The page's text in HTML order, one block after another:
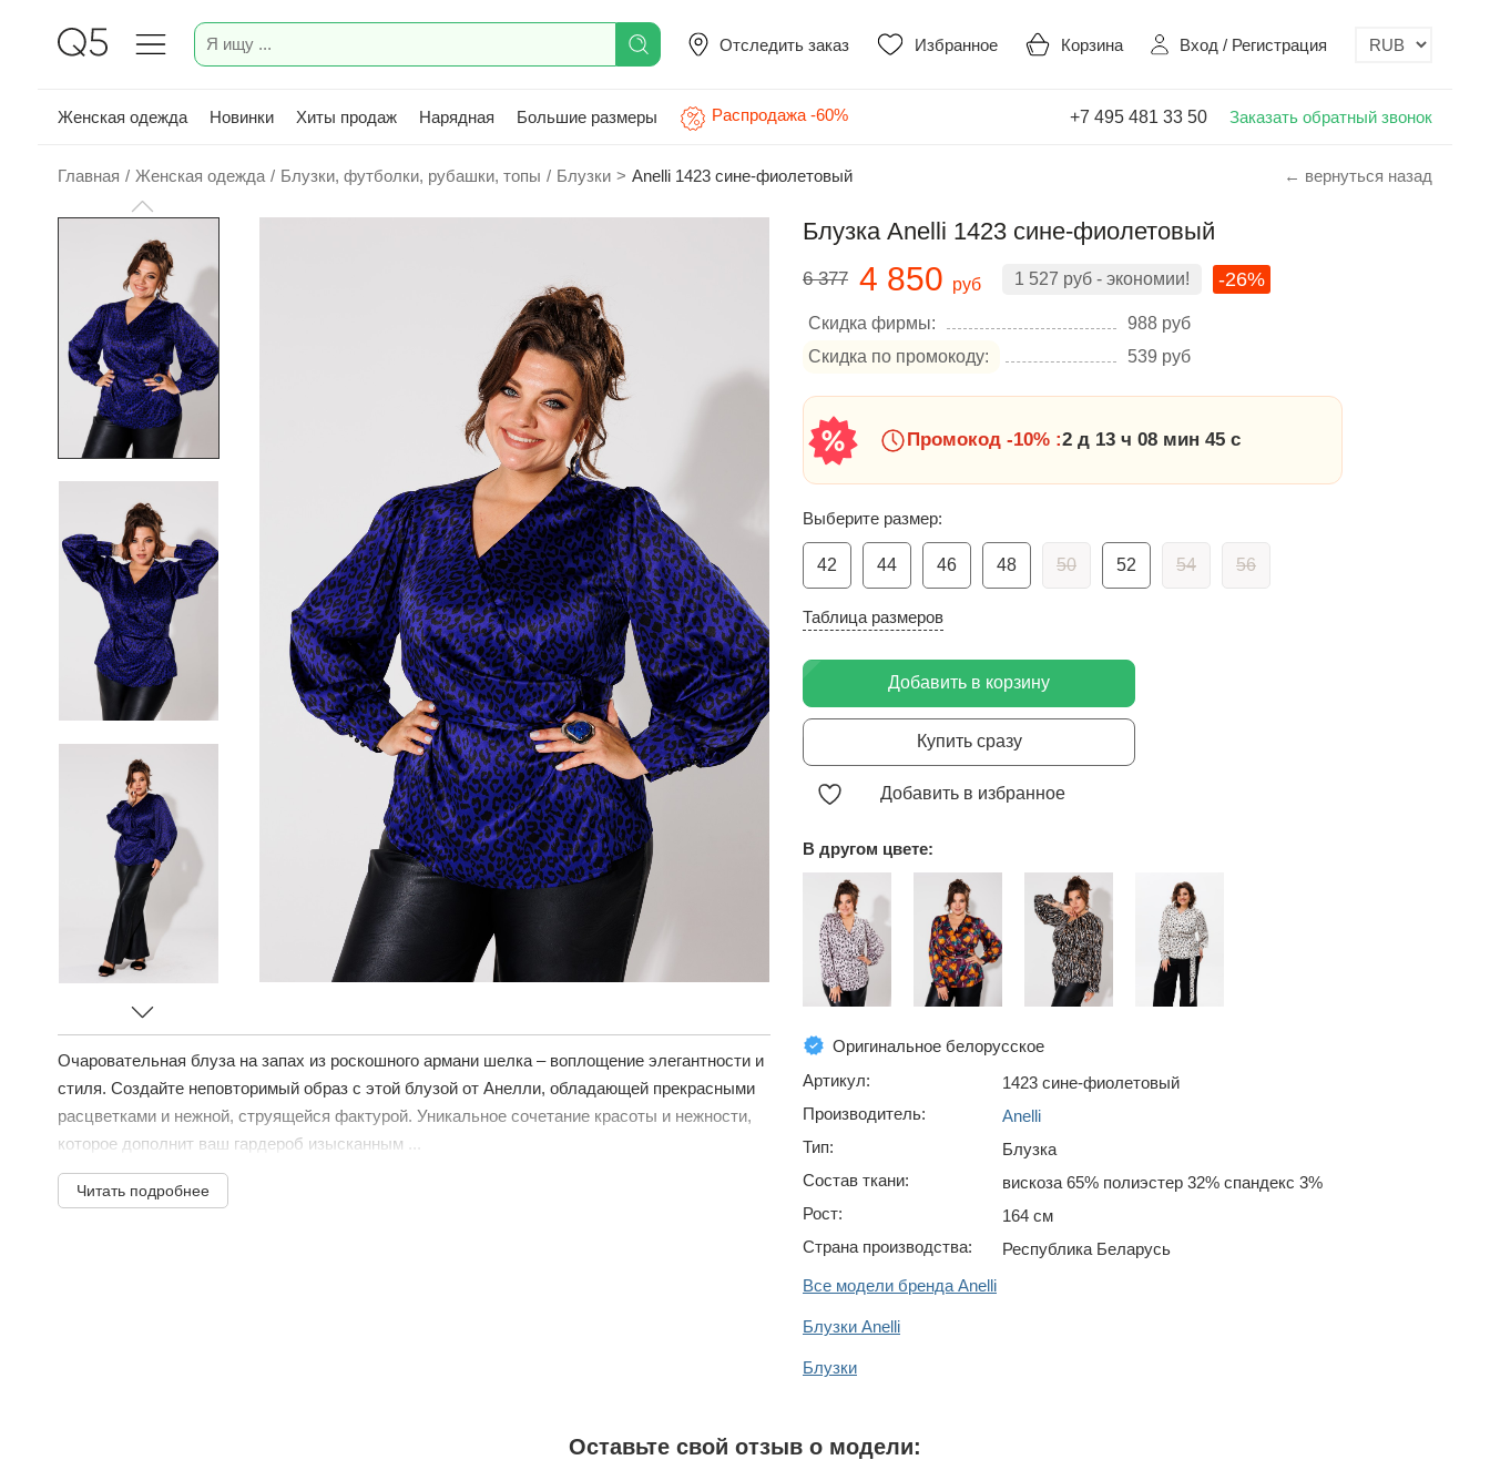
Отследить заказ Избранное Корзина Вход / Регистрация
Женская одежда Новинки Хиты продаж Нарядная Большие размеры Распродажа -60% +7 495 481 33 50 Заказать обратный звонок
Главная / Женская одежда / Блузки, футболки, рубашки, топы / Блузки > Anelli 1423 сине-фиолетовый ← вернуться назад
Очаровательная блуза на запах из роскошного армани шелка – воплощение элегантности и
стиля. Создайте неповторимый образ с этой блузой от Анелли, обладающей прекрасными
расцветками и нежной, струящейся фактурой. Уникальное сочетание красоты и нежности,
которое дополнит ваш гардероб изысканным ...
Читать подробнее
Блузка Anelli 1423 сине-фиолетовый
6 377 4 850 руб 1 527 руб - экономии! -26%
Скидка фирмы: 988 руб
Скидка по промокоду:
539 руб
Промокод -10% :2 д 13 ч 08 мин 44 с
Выберите размер:
42 44 46 48 50 52 54 56
Таблица размеров
Добавить в корзину
Купить сразу
Добавить в избранное
В другом цвете:
Оригинальное белорусское
Артикул:
1423 сине-фиолетовый
Производитель:
Anelli
Тип:
Блузка
Состав ткани:
вискоза 65% полиэстер 32% спандекс 3%
Рост:
164 см
Страна производства:
Республика Беларусь
Все модели бренда Anelli
Блузки Anelli
Блузки
Оставьте свой отзыв о модели: